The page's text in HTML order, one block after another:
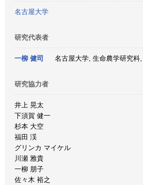
名古屋大学
研究代表者
一柳 健司 名古屋大学, 生命農学研究科
研究協力者
井上 晃太
下須賀 健一
杉本 大空
福田 渓
グリンカ マイケル
川瀬 雅貴
一柳 朋子
佐々木 裕之